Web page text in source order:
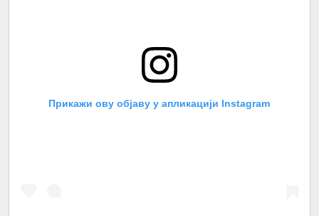
Прикажи ову објаву у апликацији Instagram